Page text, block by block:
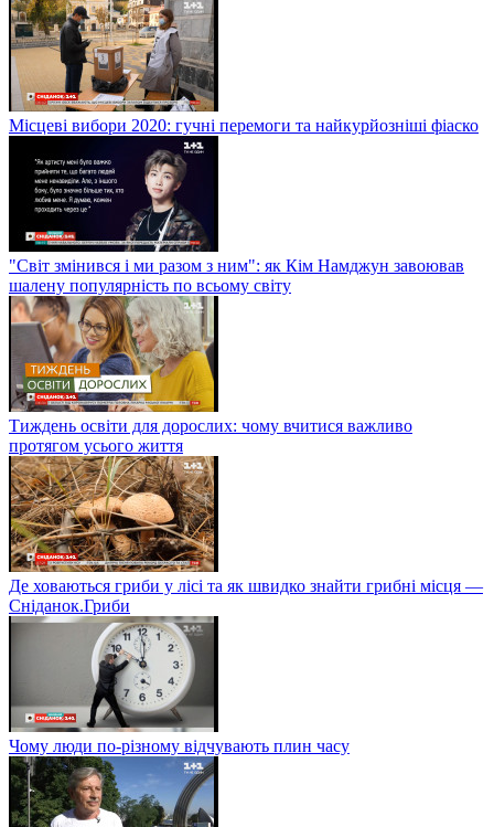
Місцеві вибори 2020: гучні перемоги та найкурйозніші фіаско
"Світ змінився і ми разом з ним": як Кім Намджун завоював
шалену популярність по всьому світу
Тиждень освіти для дорослих: чому вчитися важливо
протягом усього життя
Де ховаються гриби у лісі та як швидко знайти грибні місця —
Сніданок.Гриби
Чому люди по-різному відчувають плин часу